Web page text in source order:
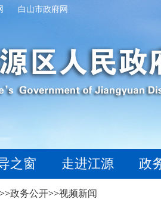
白山市政府网
之窗 走进江源 政
政务公开>>视频新闻